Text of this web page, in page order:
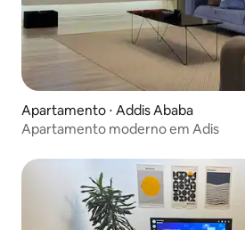
Apartamento ⋅ Addis Ababa
Apartamento moderno em Adis